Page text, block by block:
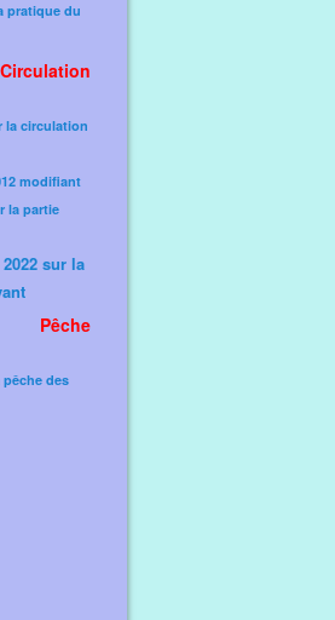
pratique du
Circulation
la circulation
modifiant
la partie
sur la
Pêche
pêche des